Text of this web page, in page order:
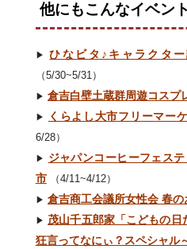
他にもこんなイベン
▶︎ ひなビタ♪キャラクタ
（5/30~5/31）
▶︎ 倉吉白壁土蔵群周遊コスプ
▶︎ くらよし大市フリーマー
6/28）
▶︎
ジャパンコーヒーフェス
市
（4/11~4/12）
▶︎ 倉吉商工会議所女性会 春の
▶︎ 茂山千五郎家「こどもの日
狂言ってなにぃ？スペシャル